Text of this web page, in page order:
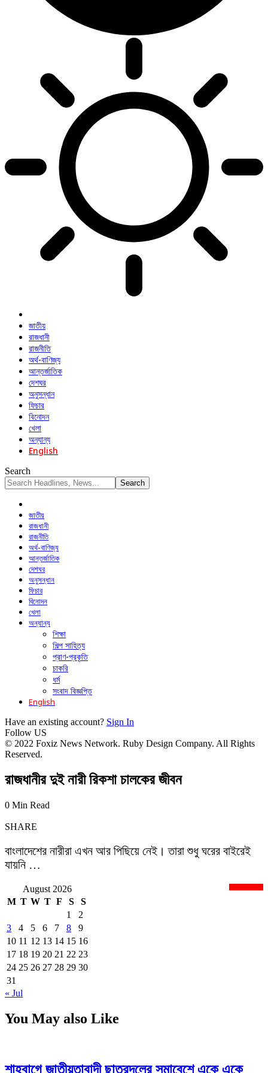
জাতীয়
রাজধানী
রাজনীতি
অর্থ-বাণিজ্য
আন্তর্জাতিক
দেশঘর
অনুসন্ধান
ফিচার
বিনোদন
খেলা
অন্যান্য
English
Search
জাতীয়
রাজধানী
রাজনীতি
অর্থ-বাণিজ্য
আন্তর্জাতিক
দেশঘর
অনুসন্ধান
ফিচার
বিনোদন
খেলা
অন্যান্য
শিক্ষা
শিল্প সাহিত্য
প্রাণ-প্রকৃতি
চাকরি
ধর্ম
সংবাদ বিজ্ঞপ্তি
English
Have an existing account? Sign In
Follow US
© 2022 Foxiz News Network. Ruby Design Company. All Rights
Reserved.
রাজধানীর দুই নারী রিকশা চালকের জীবন
0 Min Read
SHARE
বাংলাদেশের নারীরা এখন আর পিছিয়ে নেই। তারা শুধু ঘরের বাইরেই
যায়নি …
August 2026
M T W T F S
S
1
2
3
4 5 6 7 8
9
10 11 12 13 14 15 16
17 18 19 20 21 22 23
24 25 26 27 28 29 30
31
« Jul
You May also Like
শাহবাগে জাতীয়তাবাদী ছাত্রদলের সমাবেশে একে একে